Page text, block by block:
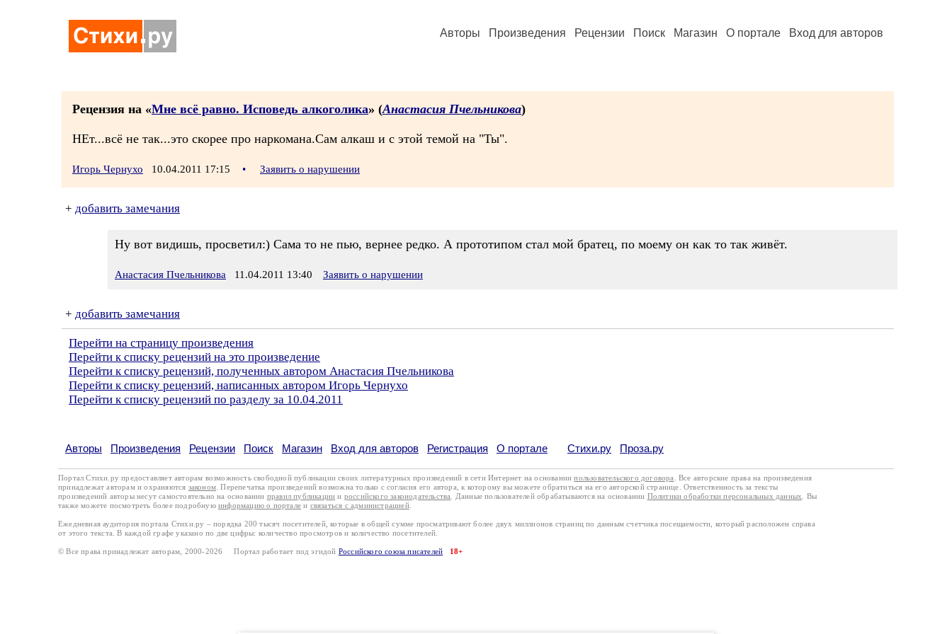
Авторы Произведения Рецензии Поиск Магазин О портале Вход для авторов
Рецензия на «Мне всё равно. Исповедь алкоголика» (Анастасия Пчельникова)
НЕт...всё не так...это скорее про наркомана.Сам алкаш и с этой темой на "Ты".
Игорь Чернухо 10.04.2011 17:15 • Заявить о нарушении
+ добавить замечания
Ну вот видишь, просветил:) Сама то не пью, вернее редко. А прототипом стал мой братец, по моему он как то так живёт.
Анастасия Пчельникова 11.04.2011 13:40 Заявить о нарушении
+ добавить замечания
Перейти на страницу произведения
Перейти к списку рецензий на это произведение
Перейти к списку рецензий, полученных автором Анастасия Пчельникова
Перейти к списку рецензий, написанных автором Игорь Чернухо
Перейти к списку рецензий по разделу за 10.04.2011
Авторы Произведения Рецензии Поиск Магазин Вход для авторов Регистрация О портале Стихи.ру Проза.ру
Портал Стихи.ру предоставляет авторам возможность свободной публикации своих литературных произведений в сети Интернет на основаниипользовательского договора
. Все авторские права на произведения
принадлежат авторам и охраняются законом . Перепечатка произведений возможна только с согласия его автора, к которому вы можете обратиться на его авторской странице. Ответственность за тексты
произведений авторы несут самостоятельно на основании правил публикации и российского законодательства . Данные пользователей обрабатываются на основании Политики обработки персональных данных
. Вы
также можете посмотреть более подробную информацию о портале и связаться с администрацией.
Ежедневная аудитория портала Стихи.ру – порядка 200 тысяч посетителей, которые в общей сумме просматривают более двух миллионов страниц по данным счетчика посещаемости, который расположен справа
от этого текста. В каждой графе указано по две цифры: количество просмотров и количество посетителей.
© Все права принадлежат авторам, 2000-2026 Портал работает под эгидой Российского союза писателей 18+